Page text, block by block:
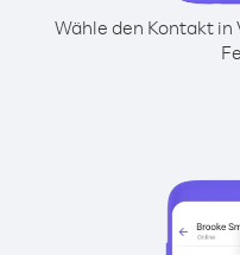
Wähle den Kontakt in